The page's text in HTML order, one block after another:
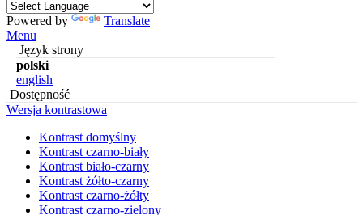
Powered by
Translate
Menu
Język strony
polski
english
Dostępność
Wersja kontrastowa
Kontrast domyślny
Kontrast czarno-biały
Kontrast biało-czarny
Kontrast żółto-czarny
Kontrast czarno-żółty
Kontrast czarno-zielony